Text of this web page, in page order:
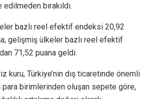
bırakıldı.
bazlı reel efektif endeksi 20,92
gelişmiş ülkeler bazlı reel efektif
71,52 puana geldi.
kuru, Türkiye’nin dış ticaretinde önemli
birimlerinden oluşan sepete göre,